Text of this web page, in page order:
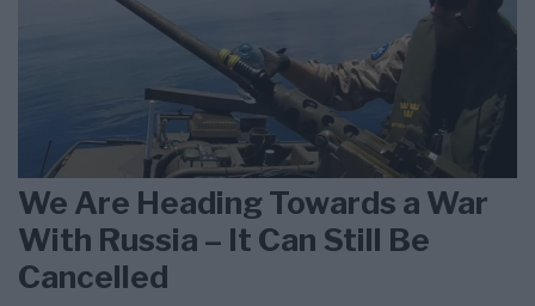
We Are Heading Towards a War
With Russia – It Can Still Be
Cancelled